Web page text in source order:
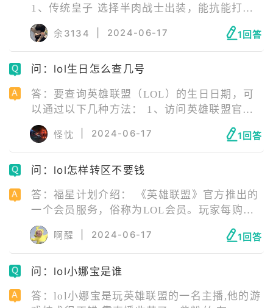
1、传统皇子 选择半肉战士出装，能抗能打，
配合征服者在有不俗的持续伤害同时还有一定
的坦度，是不错的选择，是综合能力最强的玩
法。 2、肉皇子 肉皇子则是将功能性发挥到极
致的玩法，他的任务只有两个，抗伤害和开
种出装可以说没有一点伤害，但是肉到令人发
指。
余3134 2024-06-17 1回答
问：lol生日怎么查几号
答：要查询英雄联盟（LOL）的生日日期，可
以通过以下几种方法： 1、访问英雄联盟官方
网站。 2、使用游戏人生的“游戏历程”功能。
3、通过生日查询网页。 4、登录活动地址查
询。 召唤师的生日是根据单个大区召唤师的注
册日来计算的，且当月有效。例如，如果您在
年11月的任意一天登录游戏，都会收到系统提
示的生日惊喜。
怪忱 2024-06-17 1回答
问：lol怎样转区不要钱
答：福星计划介绍： 《英雄联盟》官方推出的
一个会员服务，俗称为LOL会员。玩家每购买3
个月的福星计划会员，可以获得1次免费转区的
机会。购买多个月，转区机会可累加。所有的
转区机会在计划存续期间有效，计划到期后额
外增加180天有效期，到期不使用将自动失效。
啊醒 2024-06-17 1回答
问：lol小娜宝是谁
答：lol小娜宝是玩英雄联盟的一名主播,他的游